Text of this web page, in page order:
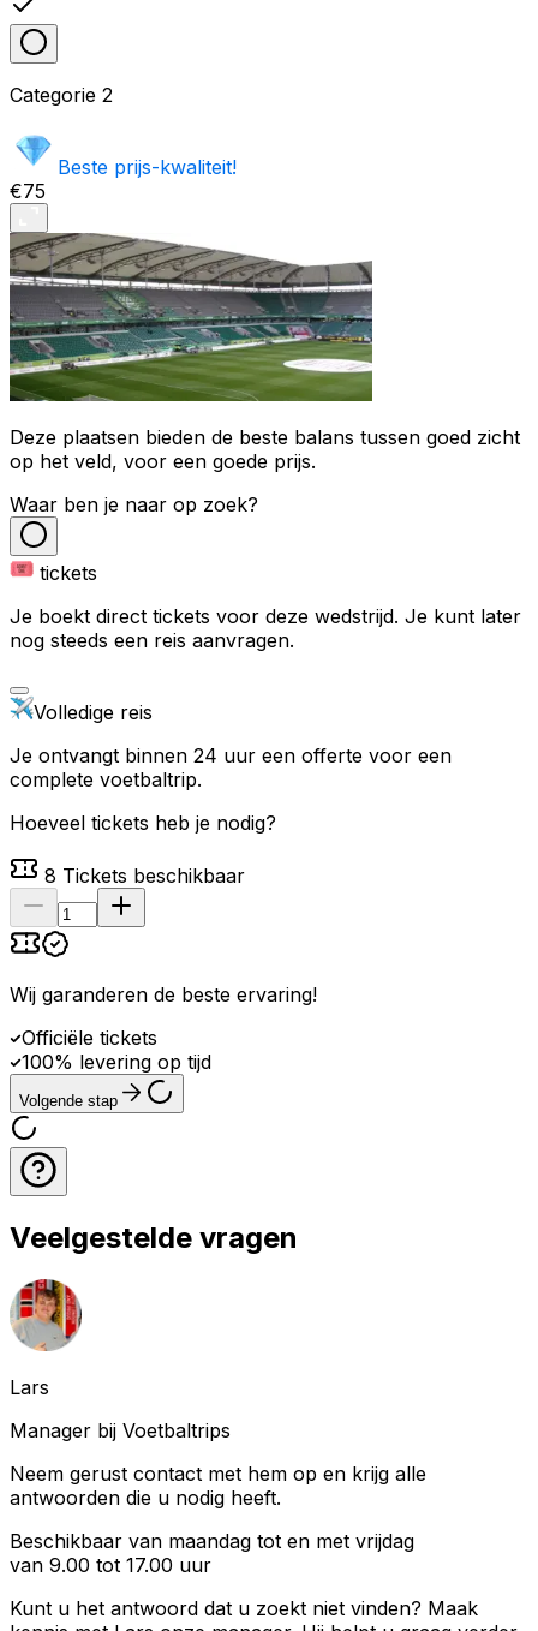
Categorie 2
Beste prijs-kwaliteit!
€75
Deze plaatsen bieden de beste balans tussen goed zicht
op het veld, voor een goede prijs.
Waar ben je naar op zoek?
tickets
Je boekt direct tickets voor deze wedstrijd. Je kunt later
nog steeds een reis aanvragen.
Volledige reis
Je ontvangt binnen 24 uur een offerte voor een
complete voetbaltrip.
Hoeveel tickets heb je nodig?
8 Tickets beschikbaar
Wij garanderen de beste ervaring!
Officiële tickets
100% levering op tijd
Volgende stap
Veelgestelde vragen
Lars
Manager bij Voetbaltrips
Neem gerust contact met hem op en krijg alle
antwoorden die u nodig heeft.
Beschikbaar van maandag tot en met vrijdag
van 9.00 tot 17.00 uur
Kunt u het antwoord dat u zoekt niet vinden? Maak